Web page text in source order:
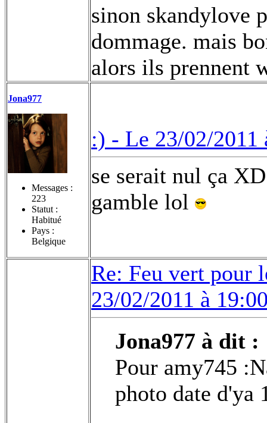
sinon skandylove
dommage. mais
alors ils prennent
Jona977
Messages :
223
Statut :
Habitué
Pays :
Belgique
:) - Le 23/02/2011
se serait nul ça
gamble lol
Re: Feu vert pour
23/02/2011 à
Jona977 à dit :
Pour amy745
photo date d'ya